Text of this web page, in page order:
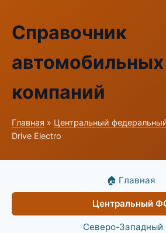
Справочник
автомобильных
компаний
Главная » Центральный
Drive Electro
🏠 Главная
Центральный
Северо-